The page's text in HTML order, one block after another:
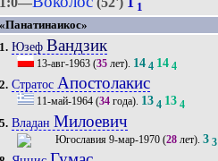
1
«Панатинаикос»
1. Юзеф Вандзик
13-авг-1963 (35 лет). 14 4 14 4
2. СтратосАпостолакис
11-май-1964 (34 года). 13 4 13 4
5. Владан Милоевич
9-мар-1970(28лет). 3 3